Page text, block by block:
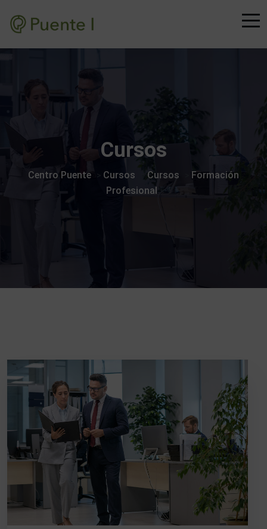
Cursos
Centro Puente Cursos Cursos
Formación
Profesional